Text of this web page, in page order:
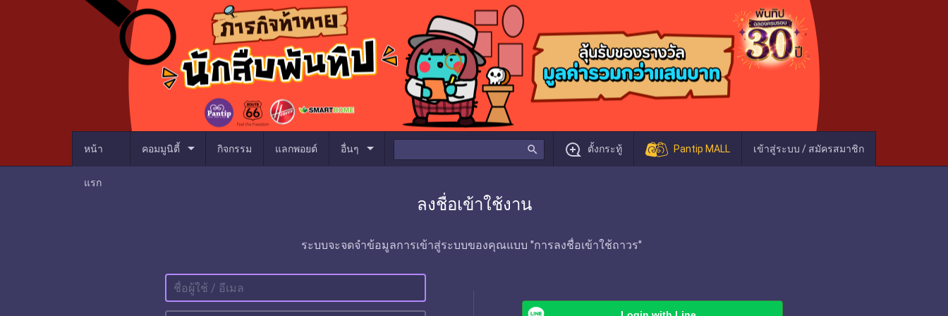
หน้า
แรก
คอมมูนิตี้ arrow_drop_down กิจกรรม แลกพอยต์ อื่นๆ arrow_drop_down search ตั้งกระทู้ Pantip MALL เข้าสู่ระบบ / สมัครสมาชิก
ลงชื่อเข้าใช้งาน
ระบบจะจดจำข้อมูลการเข้าสู่ระบบของคุณแบบ "การลงชื่อเข้าใช้ถาวร"